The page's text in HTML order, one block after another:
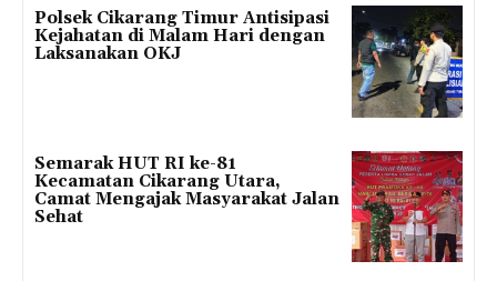
Polsek Cikarang Timur Antisipasi
Kejahatan di Malam Hari dengan
Laksanakan OKJ
Semarak HUT RI ke-81
Kecamatan Cikarang Utara,
Camat Mengajak Masyarakat Jalan
Sehat